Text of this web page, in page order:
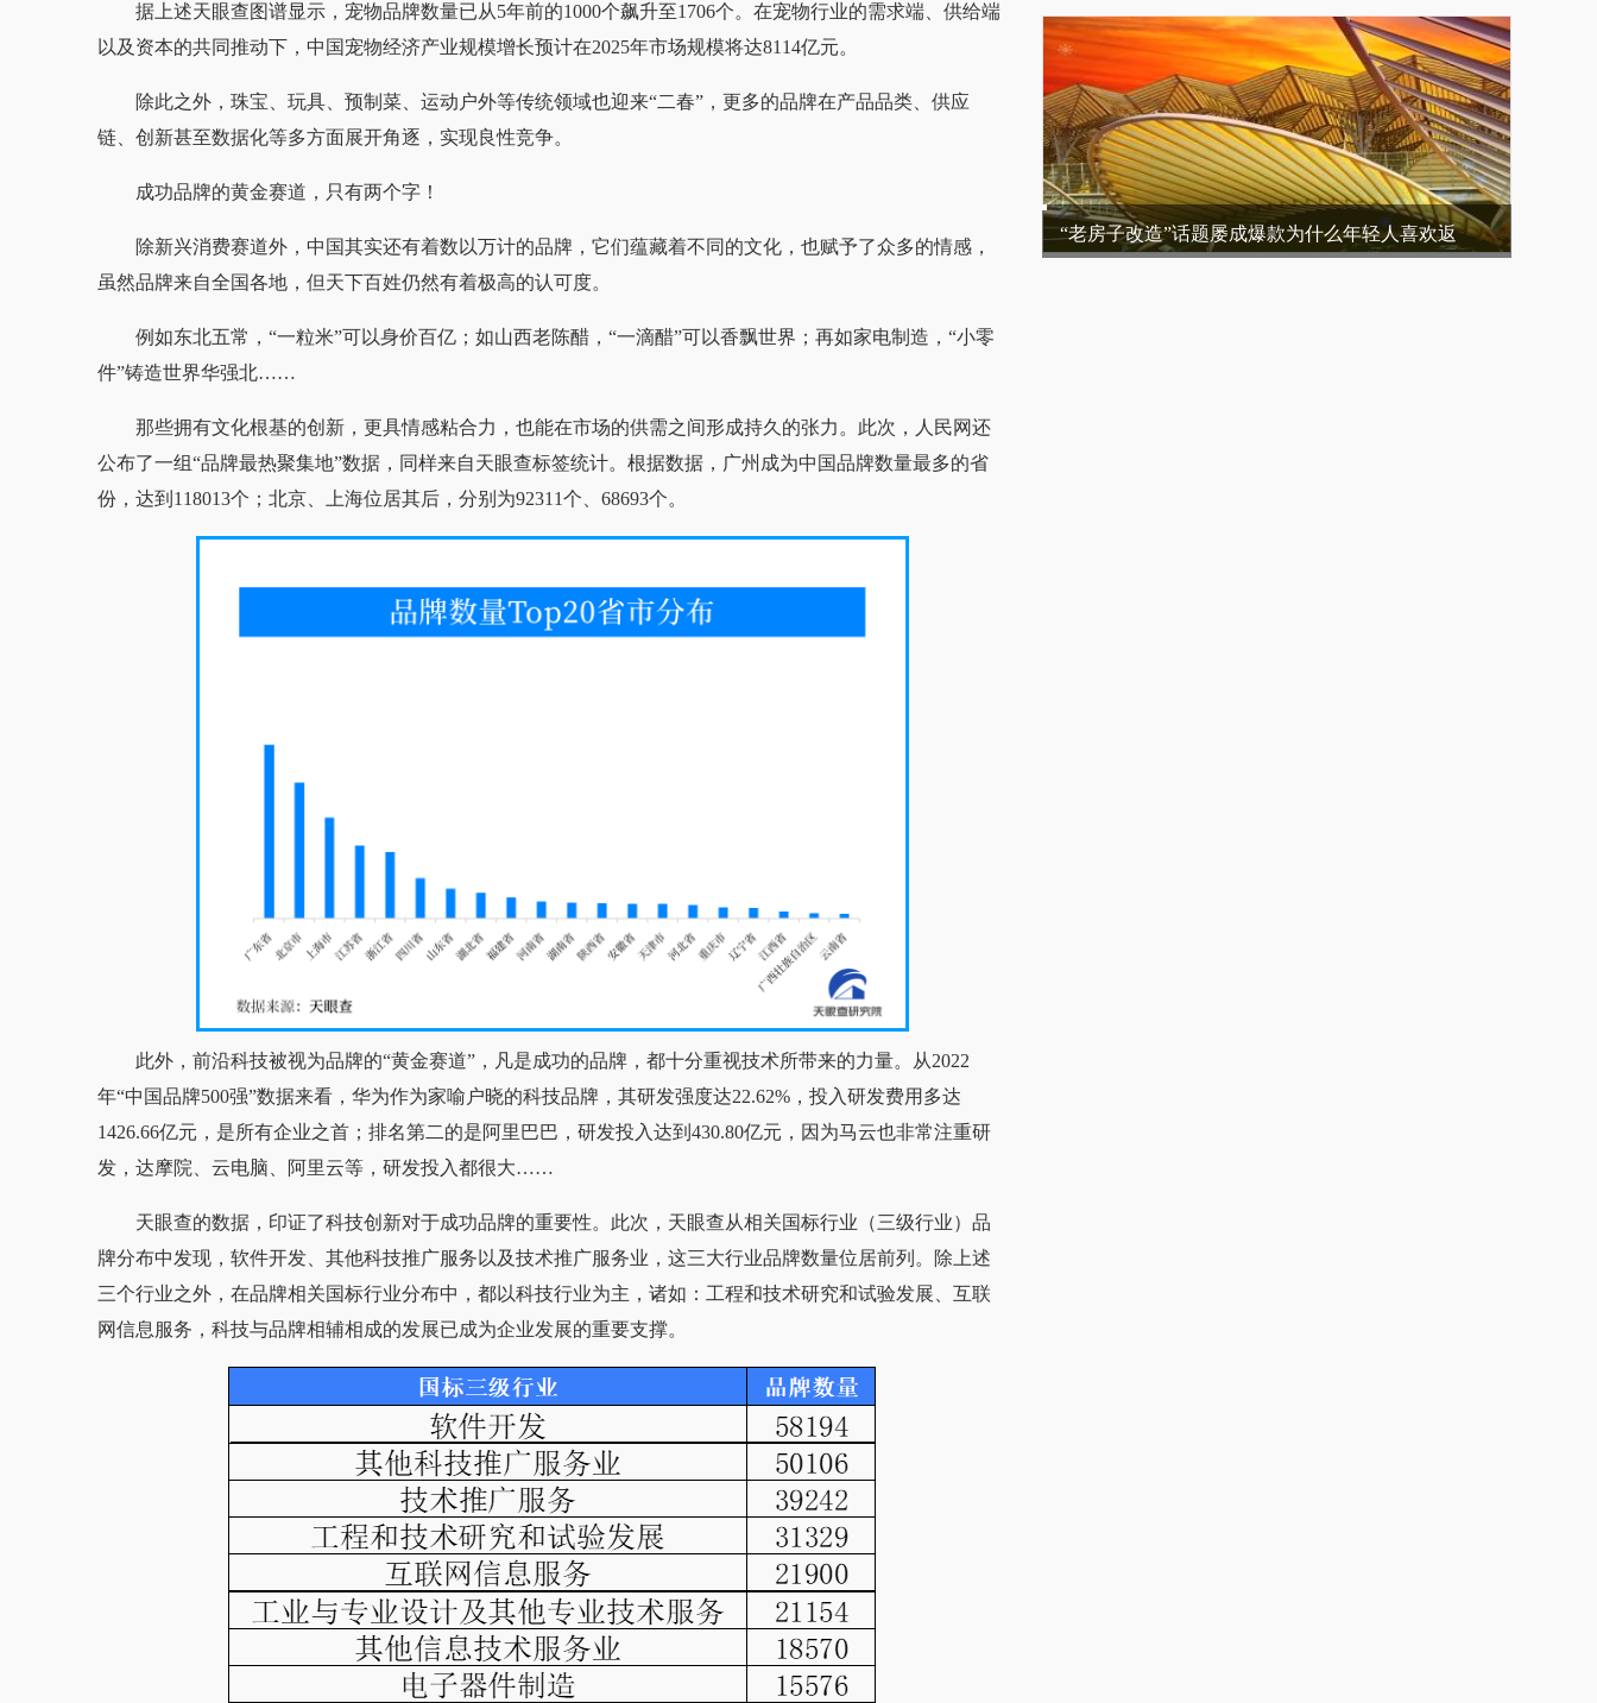
据上述天眼查图谱显示，宠物品牌数量已从5年前的1000个飙升至1706个。在宠物行业的需求端、供给端
以及资本的共同推动下，中国宠物经济产业规模增长预计在2025年市场规模将达8114亿元。
除此之外，珠宝、玩具、预制菜、运动户外等传统领域也迎来“二春”，更多的品牌在产品品类、供应
链、创新甚至数据化等多方面展开角逐，实现良性竞争。
成功品牌的黄金赛道，只有两个字！
除新兴消费赛道外，中国其实还有着数以万计的品牌，它们蕴藏着不同的文化，也赋予了众多的情感，
虽然品牌来自全国各地，但天下百姓仍然有着极高的认可度。
例如东北五常，“一粒米”可以身价百亿；如山西老陈醋，“一滴醋”可以香飘世界；再如家电制造，“小零
件”铸造世界华强北……
那些拥有文化根基的创新，更具情感粘合力，也能在市场的供需之间形成持久的张力。此次，人民网还
公布了一组“品牌最热聚集地”数据，同样来自天眼查标签统计。根据数据，广州成为中国品牌数量最多的省
份，达到118013个；北京、上海位居其后，分别为92311个、68693个。
此外，前沿科技被视为品牌的“黄金赛道”，凡是成功的品牌，都十分重视技术所带来的力量。从2022
年“中国品牌500强”数据来看，华为作为家喻户晓的科技品牌，其研发强度达22.62%，投入研发费用多达
1426.66亿元，是所有企业之首；排名第二的是阿里巴巴，研发投入达到430.80亿元，因为马云也非常注重研
发，达摩院、云电脑、阿里云等，研发投入都很大……
天眼查的数据，印证了科技创新对于成功品牌的重要性。此次，天眼查从相关国标行业（三级行业）品
牌分布中发现，软件开发、其他科技推广服务以及技术推广服务业，这三大行业品牌数量位居前列。除上述
三个行业之外，在品牌相关国标行业分布中，都以科技行业为主，诸如：工程和技术研究和试验发展、互联
网信息服务，科技与品牌相辅相成的发展已成为企业发展的重要支撑。
“老房子改造”话题屡成爆款为什么年轻人喜欢返